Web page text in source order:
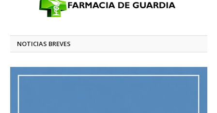
NOTICIAS BREVES